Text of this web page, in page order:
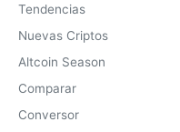
Tendencias
Nuevas Criptos
Altcoin Season
Comparar
Conversor